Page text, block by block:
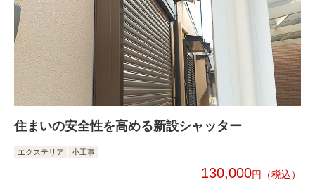
住まいの安全性を高める新設シャッター
エクステリア 小工事
130,000円